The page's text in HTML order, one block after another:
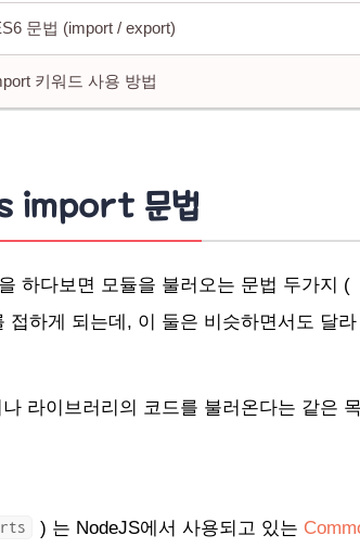
문법 (import / export)
키워드 사용 방법
import 문법
하다보면 모듈을 불러오는 문법 두가지 (
접하게 되는데, 이 둘은 비슷하면서도 달
라이브러리의 코드를 불러온다는 같은
) 는 NodeJS에서 사용되고 있는